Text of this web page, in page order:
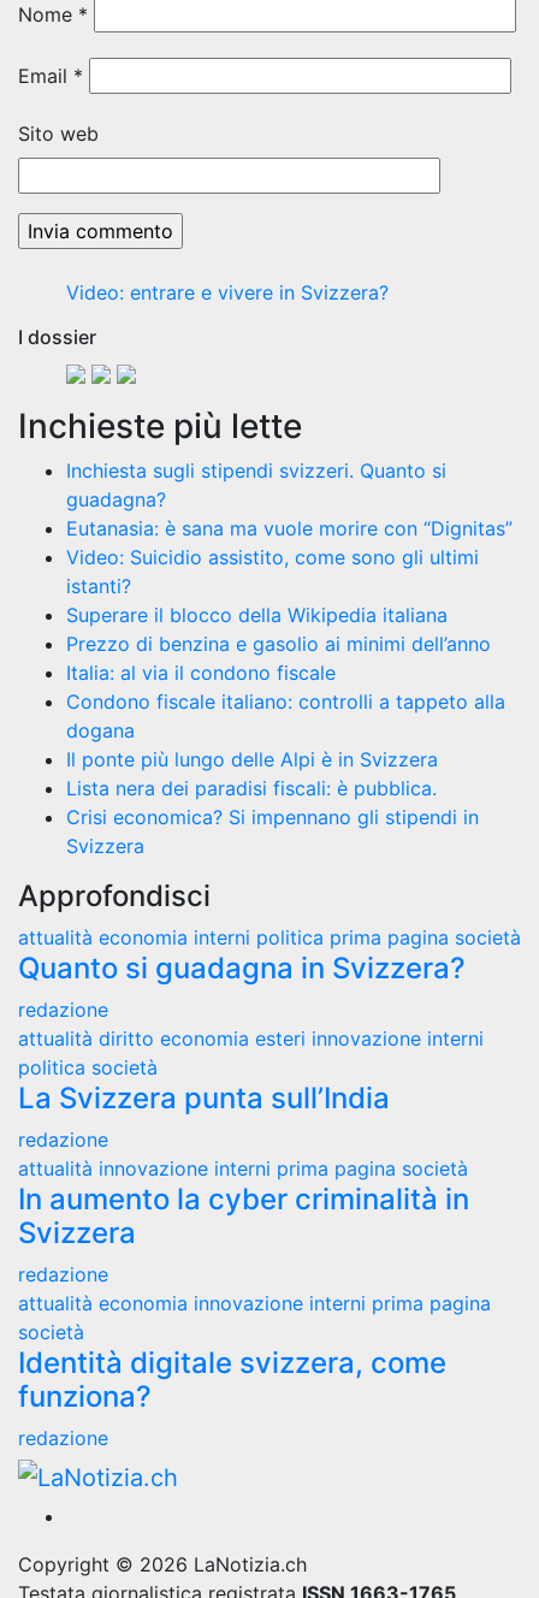
Nome *
Email *
Sito web
Video: entrare e vivere in Svizzera?
I dossier
Inchieste più lette
Inchiesta sugli stipendi svizzeri. Quanto si
guadagna?
Eutanasia: è sana ma vuole morire con “Dignitas”
Video: Suicidio assistito, come sono gli ultimi
istanti?
Superare il blocco della Wikipedia italiana
Prezzo di benzina e gasolio ai minimi dell’anno
Italia: al via il condono fiscale
Condono fiscale italiano: controlli a tappeto alla
dogana
Il ponte più lungo delle Alpi è in Svizzera
Lista nera dei paradisi fiscali: è pubblica.
Crisi economica? Si impennano gli stipendi in
Svizzera
Approfondisci
attualità economia interni politica prima pagina società
Quanto si guadagna in Svizzera?
redazione
attualità diritto economia esteri innovazione interni
politica società
La Svizzera punta sull’India
redazione
attualità innovazione interni prima pagina società
In aumento la cyber criminalità in
Svizzera
redazione
attualità economia innovazione interni prima pagina
società
Identità digitale svizzera, come
funziona?
redazione
Copyright © 2026 LaNotizia.ch